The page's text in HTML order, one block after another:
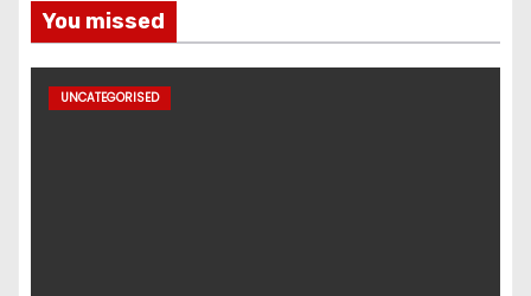
You missed
UNCATEGORISED